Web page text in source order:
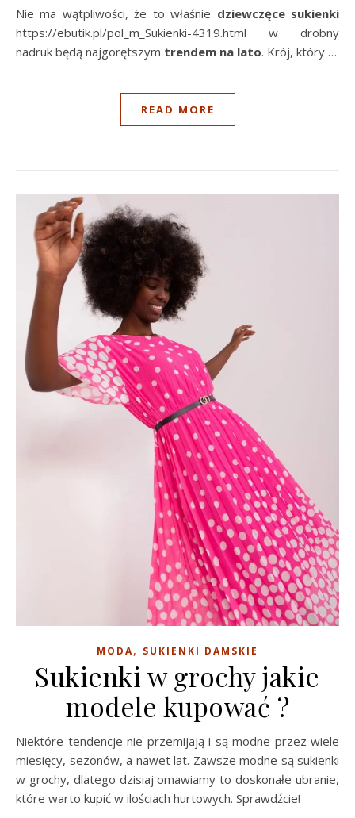
Nie ma wątpliwości, że to właśnie dziewczęce sukienki
https://ebutik.pl/pol_m_Sukienki-4319.html w drobny
nadruk będą najgorętszym trendem na lato. Krój, który …
READ MORE
MODA, SUKIENKI DAMSKIE
Sukienki w grochy jakie
modele kupować ?
Niektóre tendencje nie przemijają i są modne przez wiele
miesięcy, sezonów, a nawet lat. Zawsze modne są sukienki
w grochy, dlatego dzisiaj omawiamy to doskonałe ubranie,
które warto kupić w ilościach hurtowych. Sprawdźcie!